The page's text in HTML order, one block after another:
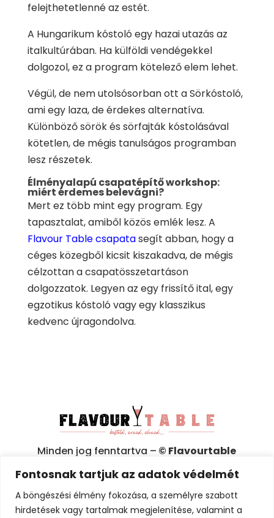
Fontosnak tartjuk az adatok védelmét
A böngészési élmény fokozása, a személyre szabott
hirdetések vagy tartalmak megjelenítése, valamint a
felejthetetlenné az estét.
A Hungarikum kóstoló egy hazai utazás az
italkultúrában. Ha külföldi vendégekkel
dolgozol, ez a program kötelező elem lehet.
Végül, de nem utolsósorban ott a Sörkóstoló,
ami egy laza, de érdekes alternatíva.
Különböző sörök és sörfajták kóstolásával
kötetlen, de mégis tanulságos programban
lesz részetek.
Élményalapú csapatépítő workshop:
miért érdemes belevágni?
Mert ez több mint egy program. Egy
tapasztalat, amiből közös emlék lesz. A
Flavour Table csapatasegít abban, hogy a
céges közegből kicsit kiszakadva, de mégis
célzottan a csapatösszetartáson
dolgozzatok. Legyen az egy frissítő ital, egy
egzotikus kóstoló vagy egy klasszikus
kedvenc újragondolva.
Minden jog fenntartva – © Flavourtable
Adatkezelési tájékoztató (GDPR)